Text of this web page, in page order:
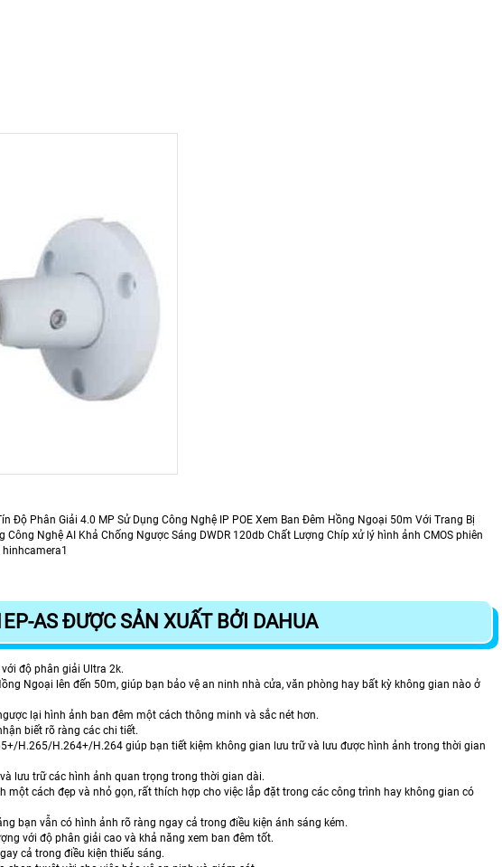
Độ Phân Giải 4.0 MP Sử Dụng Công Nghệ IP POE Xem Ban Đêm Hồng Ngoại 50m Với Trang Bị
Nghệ AI Khả Chống Ngược Sáng DWDR 120db Chất Lượng Chíp xử lý hình ảnh CMOS phiên
AS ĐƯỢC SẢN XUẤT BỞI DAHUA
độ phân giải Ultra 2k.
Ngoại lên đến 50m, giúp bạn bảo vệ an ninh nhà cửa, văn phòng hay bất kỳ không gian nào ở
lại hình ảnh ban đêm một cách thông minh và sắc nét hơn.
biết rõ ràng các chi tiết.
H.265/H.264+/H.264 giúp bạn tiết kiệm không gian lưu trữ và lưu được hình ảnh trong thời gian
lưu trữ các hình ảnh quan trọng trong thời gian dài.
một cách đẹp và nhỏ gọn, rất thích hợp cho việc lắp đặt trong các công trình hay không gian có
bạn vẫn có hình ảnh rõ ràng ngay cả trong điều kiện ánh sáng kém.
với độ phân giải cao và khả năng xem ban đêm tốt.
cả trong điều kiện thiếu sáng.